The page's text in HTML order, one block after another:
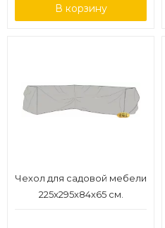
В корзину
Чехол для садовой мебели
225x295x84x65 см.